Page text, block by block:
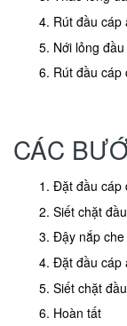
Rút đầu cáp
Nới lỏng
Rút đầu
CÁC
Đặt đầu cáp
Siết chặt
Đậy nắp
Đặt đầu cáp
Siết chặt
Hoàn tất